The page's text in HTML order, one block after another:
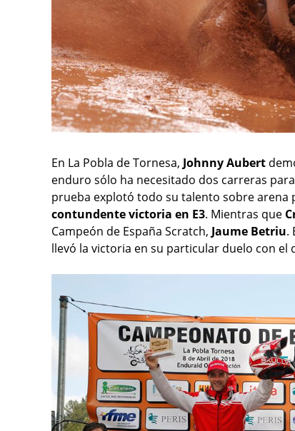
En La Pobla de Tornesa, Johnny Aubert
enduro sólo ha necesitado dos carreras
prueba explotó todo su talento sobre arena
contundente victoria en E3. Mientras que
Campeón de España Scratch, Jaume Betriu.
llevó la victoria en su particular duelo con el